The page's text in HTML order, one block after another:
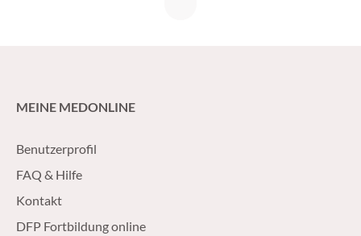
MEINE MEDONLINE
Benutzerprofil
FAQ & Hilfe
Kontakt
DFP Fortbildung online